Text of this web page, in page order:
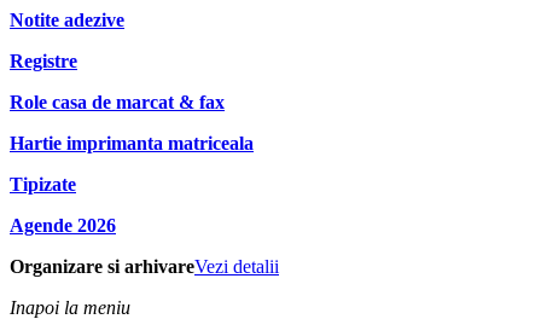
Notite adezive
Registre
Role casa de marcat & fax
Hartie imprimanta matriceala
Tipizate
Agende 2026
Organizare si arhivareVezi detalii
Inapoi la meniu